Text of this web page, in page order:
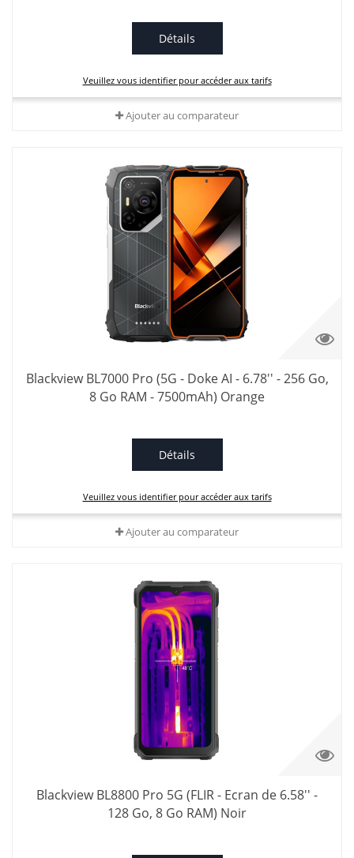
Détails
Veuillez vous identifier pour accéder aux tarifs
Ajouter au comparateur
Blackview BL7000 Pro (5G - Doke AI - 6.78'' - 256 Go,
8 Go RAM - 7500mAh) Orange
Détails
Veuillez vous identifier pour accéder aux tarifs
Ajouter au comparateur
Blackview BL8800 Pro 5G (FLIR - Ecran de 6.58'' -
128 Go, 8 Go RAM) Noir